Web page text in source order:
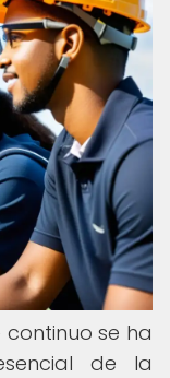
se ha
de la